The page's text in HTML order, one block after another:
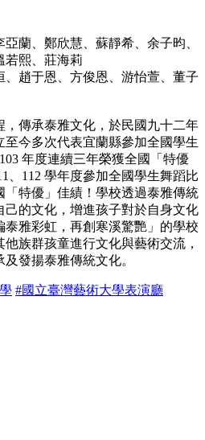
蘭、鄭欣慧、蘇靜希、余子昀、
若熙、莊海莉
趙于恩、方俊恩、游怡萱、董子
傳承泰雅文化，於民國九十二年
至今多次代表宜蘭縣參加全國學生
年度連續三年榮獲全國「特優
、112 學年度參加全國學生舞蹈比
特優」佳績！學校透過泰雅傳統
的文化，增進孩子對於自身文化
雅彩虹，再創寒溪驚艷」的學校
族群孩童進行文化與藝術交流，
發揚泰雅傳統文化。
#國立臺灣藝術大學表演廳